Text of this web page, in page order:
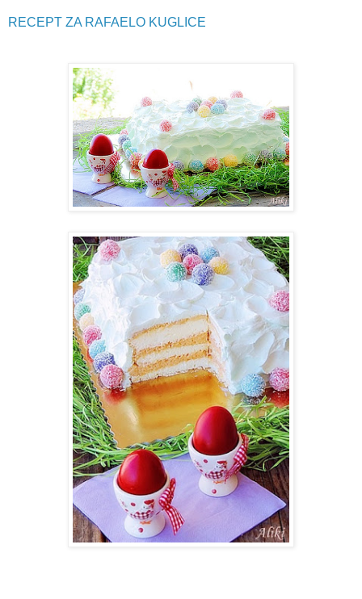
RECEPT ZA RAFAELO KUGLICE